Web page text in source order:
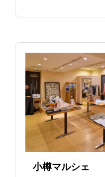
小樽マルシェ